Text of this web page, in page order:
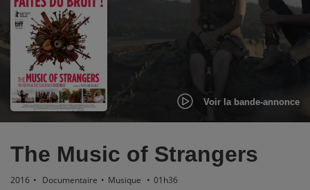
Voir la bande-annonce
The Music of Strangers
2016 • Documentaire • Musique • 01h36